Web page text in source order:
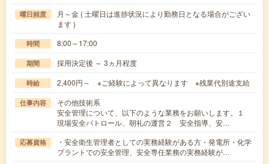
曜日頻度
月～金 ( 土曜日は進捗状況により勤務日となる場合がござい
ます )
時間 8:00～17:00
期間 採用決定後 ～ 3ヵ月程度
時給 2,400円～ ※ご経験によって異なります ※残業代別途支給
仕事内容
その他技術系
安全管理について、以下のような業務をお願いします。１
現場安全パトロール、朝礼の運営２ 安全指導、安…
応募資格
・安全衛生管理者としての実務経験がある方・発電所・化学
プラントでの安全管理、安全専任業務の実務経験が…